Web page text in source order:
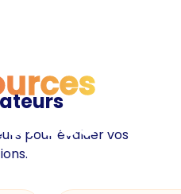
pour évaluer vos